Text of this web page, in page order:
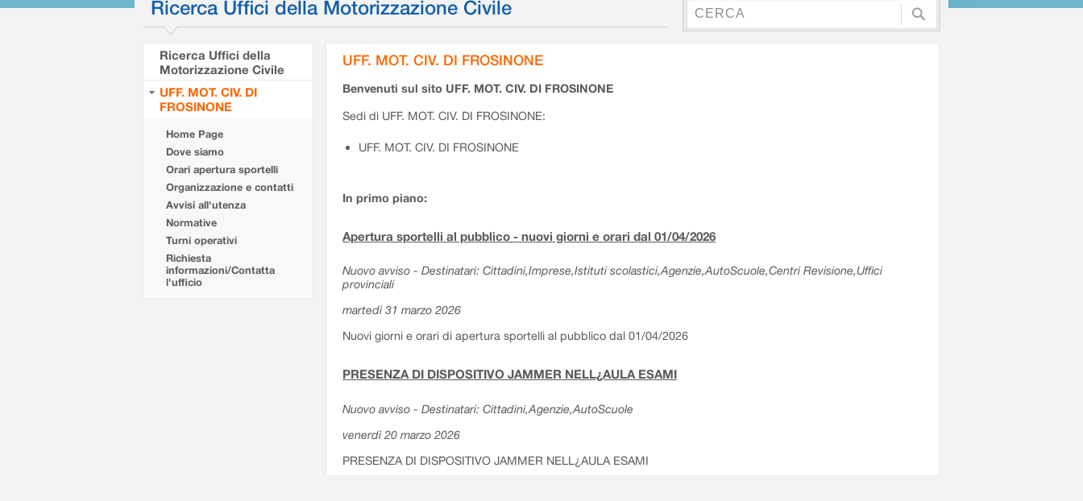
Ricerca Uffici della Motorizzazione Civile
Ricerca Uffici della
Motorizzazione Civile
UFF. MOT. CIV. DI
FROSINONE
Home Page
Dove siamo
Orari apertura sportelli
Organizzazione e contatti
Avvisi all'utenza
Normative
Turni operativi
Richiesta
informazioni/Contatta
l'ufficio
UFF. MOT. CIV. DI FROSINONE
Benvenuti sul sito UFF. MOT. CIV. DI FROSINONE
Sedi di UFF. MOT. CIV. DI FROSINONE:
UFF. MOT. CIV. DI FROSINONE
In primo piano:
Apertura sportelli al pubblico - nuovi giorni e orari dal 01/04/2026
Nuovo avviso - Destinatari: Cittadini,Imprese,Istituti scolastici,Agenzie,AutoScuole,Centri Revisione,Uffici
provinciali
martedì 31 marzo 2026
Nuovi giorni e orari di apertura sportelli al pubblico dal 01/04/2026
PRESENZA DI DISPOSITIVO JAMMER NELL¿AULA ESAMI
Nuovo avviso - Destinatari: Cittadini,Agenzie,AutoScuole
venerdì 20 marzo 2026
PRESENZA DI DISPOSITIVO JAMMER NELL¿AULA ESAMI